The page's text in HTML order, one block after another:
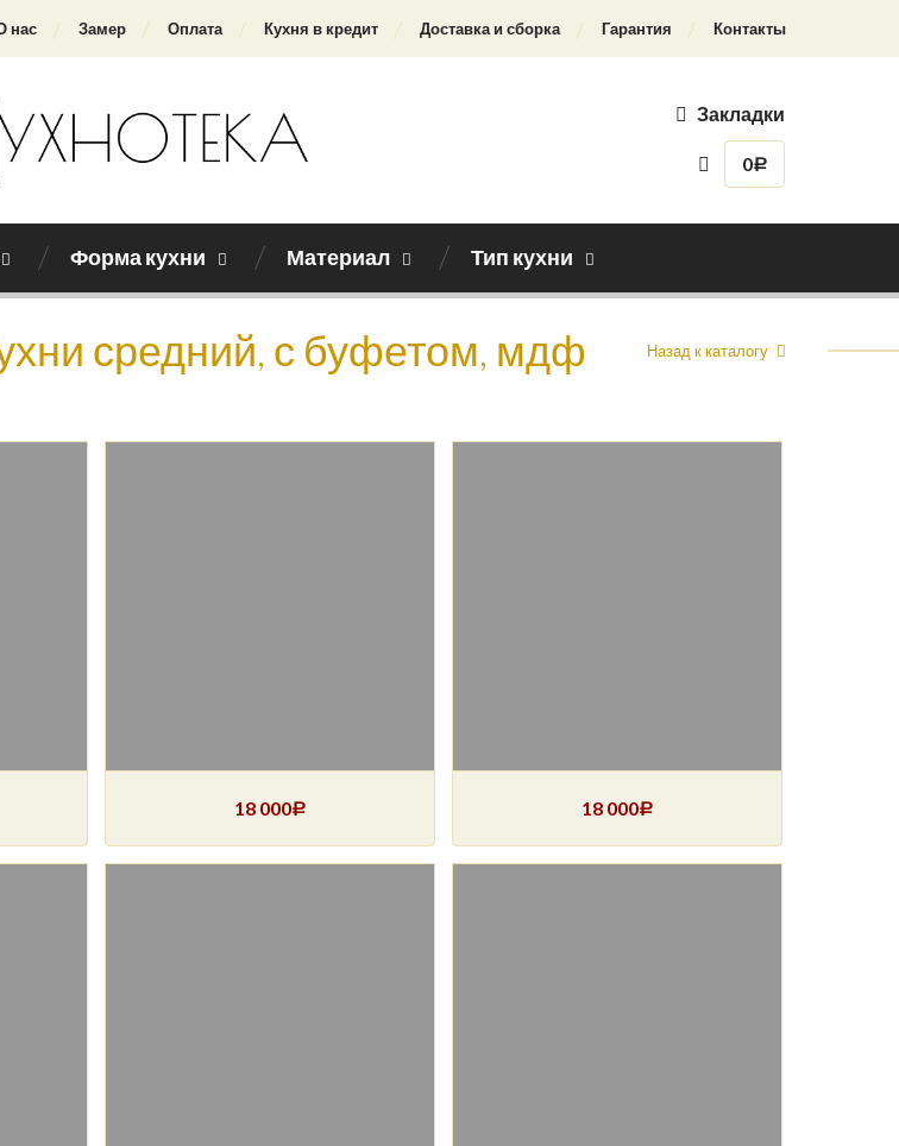
нас Замер Оплата Кухня в кредит Доставка и сборка Гарантия Контакты
Закладки
0Р
Форма кухни Материал Тип кухни
средний, с буфетом, мдф Назад к каталогу
18 000Р 18 000Р